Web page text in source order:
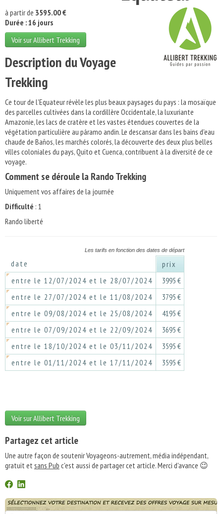
à partir de 3595.00 €
Durée : 16 jours
Voir sur Allibert Trekking
Description du Voyage
Trekking
Ce tour de l'Equateur révèle les plus beaux paysages du pays : la mosaïque
des parcelles cultivées dans la cordillère Occidentale, la luxuriante
Amazonie, les lacs de cratère et les vastes étendues couvertes de la
végétation particulière au páramo andin. Le descansar dans les bains d'eau
chaude de Baños, les marchés colorés, la découverte des deux plus belles
villes coloniales du pays, Quito et Cuenca, contribuent à la diversité de ce
voyage.
Comment se déroule la Rando Trekking
Uniquement vos affaires de la journée
Difficulté : 1
Rando liberté
Les tarifs en fonction des dates de départ
date
prix
entre le 12/07/2024 et le 28/07/2024
3995 €
entre le 27/07/2024 et le 11/08/2024
3795 €
entre le 09/08/2024 et le 25/08/2024
4195 €
entre le 07/09/2024 et le 22/09/2024
3695 €
entre le 18/10/2024 et le 03/11/2024
3595 €
entre le 01/11/2024 et le 17/11/2024
3595 €
Voir sur Allibert Trekking
Partagez cet article
Une autre façon de soutenir Voyageons-autrement, média indépendant,
gratuit etsans Pub c'est aussi de partager cet article. Merci d'avance 😉